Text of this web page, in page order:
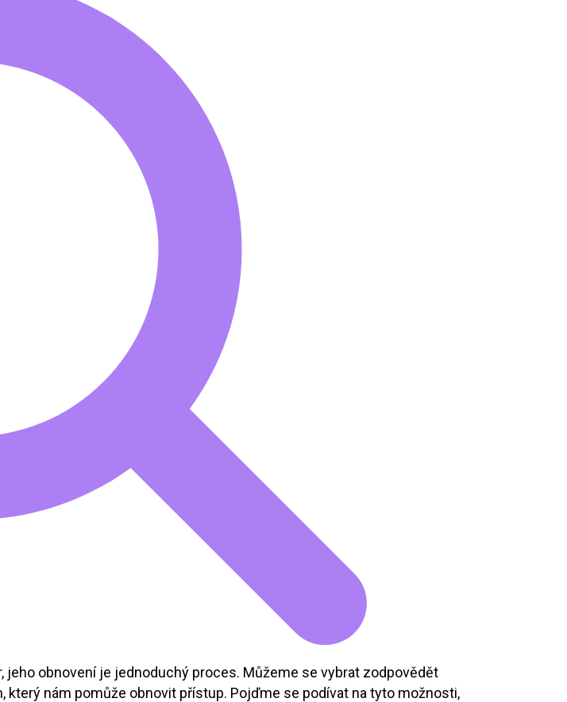
obnovení je jednoduchý proces. Můžeme se vybrat zodpovědět
nám pomůže obnovit přístup. Pojďme se podívat na tyto možnosti,